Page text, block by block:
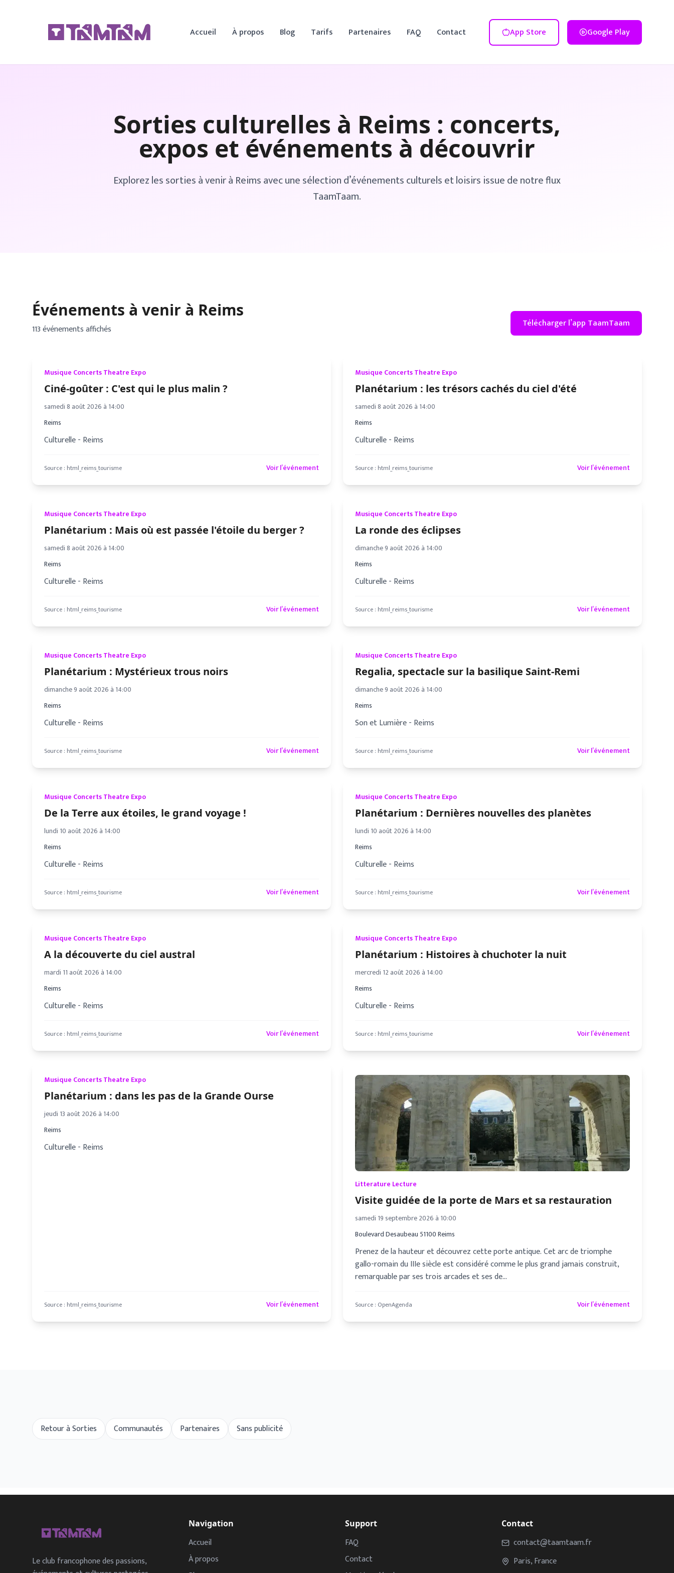
Accueil À propos Blog Tarifs Partenaires FAQ Contact App Store Google Play
Sorties culturelles à Reims : concerts,
expos et événements à découvrir
Explorez les sorties à venir à Reimsavec une sélection d’événements culturels et loisirs issue de notre flux
TaamTaam.
Événements à venir à Reims
113événementsaffichés Télécharger l’app TaamTaam
Musique Concerts Theatre Expo
Ciné-goûter : C'est qui le plus malin ?
samedi 8 août 2026 à 14:00
Reims
Culturelle - Reims
Source : html_reims_tourisme Voir l’événement
Musique Concerts Theatre Expo
Planétarium : les trésors cachés du ciel d'été
samedi 8 août 2026 à 14:00
Reims
Culturelle - Reims
Source : html_reims_tourisme Voir l’événement
Musique Concerts Theatre Expo
Planétarium : Mais où est passée l'étoile du berger ?
samedi 8 août 2026 à 14:00
Reims
Culturelle - Reims
Source : html_reims_tourisme Voir l’événement
Musique Concerts Theatre Expo
La ronde des éclipses
dimanche 9 août 2026 à 14:00
Reims
Culturelle - Reims
Source : html_reims_tourisme Voir l’événement
Musique Concerts Theatre Expo
Planétarium : Mystérieux trous noirs
dimanche 9 août 2026 à 14:00
Reims
Culturelle - Reims
Source : html_reims_tourisme Voir l’événement
Musique Concerts Theatre Expo
Regalia, spectacle sur la basilique Saint-Remi
dimanche 9 août 2026 à 14:00
Reims
Son et Lumière - Reims
Source : html_reims_tourisme Voir l’événement
Musique Concerts Theatre Expo
De la Terre aux étoiles, le grand voyage !
lundi 10 août 2026 à 14:00
Reims
Culturelle - Reims
Source : html_reims_tourisme Voir l’événement
Musique Concerts Theatre Expo
Planétarium : Dernières nouvelles des planètes
lundi 10 août 2026 à 14:00
Reims
Culturelle - Reims
Source : html_reims_tourisme Voir l’événement
Musique Concerts Theatre Expo
A la découverte du ciel austral
mardi 11 août 2026 à 14:00
Reims
Culturelle - Reims
Source : html_reims_tourisme Voir l’événement
Musique Concerts Theatre Expo
Planétarium : Histoires à chuchoter la nuit
mercredi 12 août 2026 à 14:00
Reims
Culturelle - Reims
Source : html_reims_tourisme Voir l’événement
Musique Concerts Theatre Expo
Planétarium : dans les pas de la Grande Ourse
jeudi 13 août 2026 à 14:00
Reims
Culturelle - Reims
Source : html_reims_tourisme Voir l’événement
Litterature Lecture
Visite guidée de la porte de Mars et sa restauration
samedi 19 septembre 2026 à 10:00
Boulevard Desaubeau 51100 Reims
Prenez de la hauteur et découvrez cette porte antique. Cet arc de triomphe
gallo-romain du IIIe siècle est considéré comme le plus grand jamais construit,
remarquable par ses trois arcades et ses de…
Source : OpenAgenda Voir l’événement
Retour à Sorties Communautés Partenaires Sans publicité
Le club francophone des passions,
Navigation
Accueil
À propos
Support
FAQ
Contact
Contact
contact@taamtaam.fr
Paris, France